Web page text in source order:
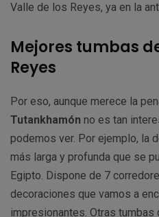
Valle de los Reyes, ya en la
Mejores tumbas
Reyes
Por eso, aunque merece la
Tutankhamón no es tan
podemos ver. Por ejemplo, la
más larga y profunda que se
Egipto. Dispone de 7
decoraciones que vamos a
impresionantes. Otras